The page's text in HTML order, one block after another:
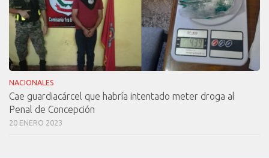
NACIONALES
Cae guardiacárcel que habría intentado meter droga al
Penal de Concepción
20 ENERO 2023